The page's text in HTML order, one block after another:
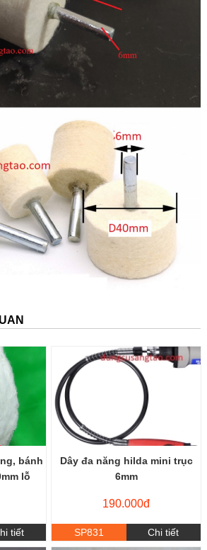
bánh
lỗ
tiết
Dây đa năng hilda mini trục
6mm
190.000đ
SP831 Chi tiết